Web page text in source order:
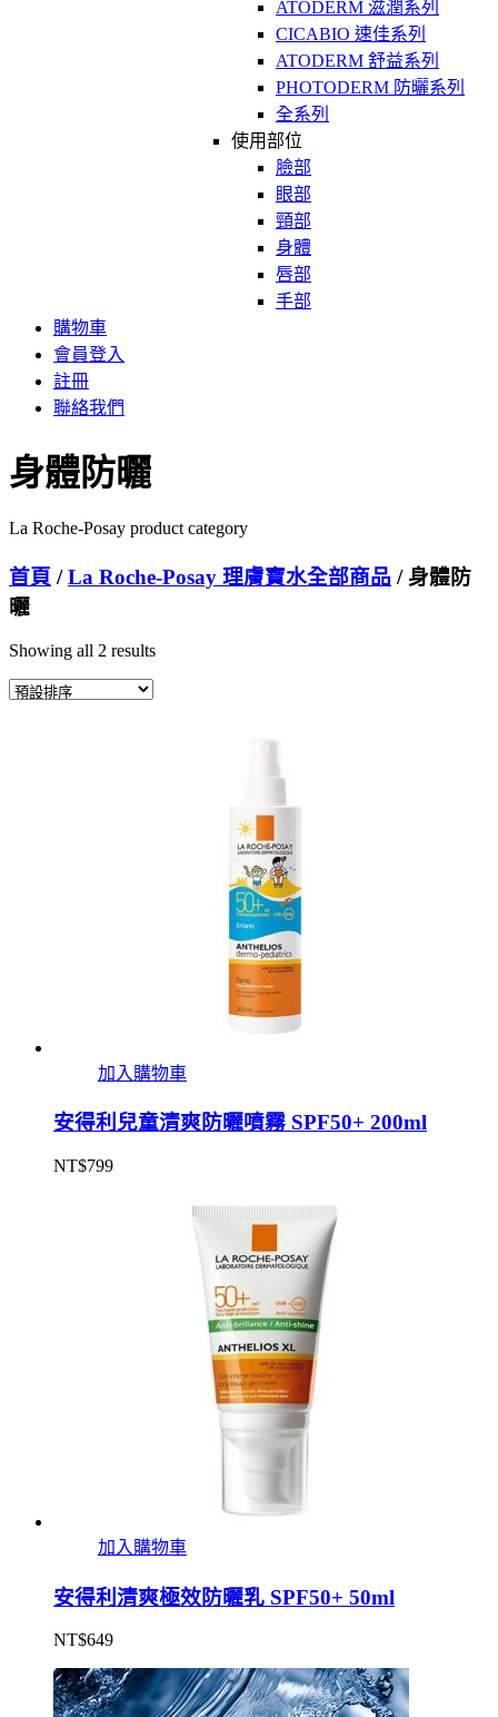
ATODERM 滋潤系列
CICABIO 速佳系列
ATODERM 舒益系列
PHOTODERM 防曬系列
全系列
使用部位
臉部
眼部
頸部
身體
唇部
手部
購物車
會員登入
註冊
聯絡我們
身體防曬
La Roche-Posay product category
首頁 /La Roche-Posay 理膚寶水全部商品 / 身體防
曬
Showing all 2 results
加入購物車
安得利兒童清爽防曬噴霧 SPF50+ 200ml
NT$799
加入購物車
安得利清爽極效防曬乳 SPF50+ 50ml
NT$649